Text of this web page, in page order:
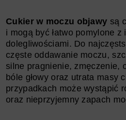
Cukier w moczu objawy są
i mogą być łatwo pomylone z
dolegliwościami. Do
częste oddawanie moczu,
silne pragnienie, zmęczenie,
bóle głowy oraz utrata masy
przypadkach może wystąpić
oraz nieprzyjemny zapach